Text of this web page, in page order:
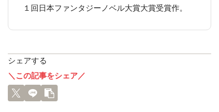
１回日本ファンタジーノベル大賞大賞受賞作。
シェアする
＼この記事をシェア／